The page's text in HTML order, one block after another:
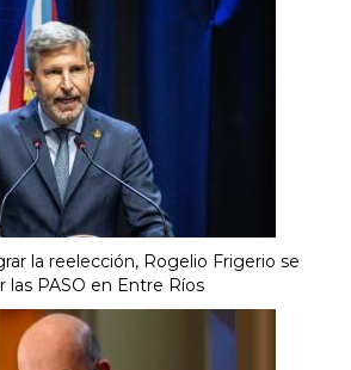
la reelección, Rogelio Frigerio se
las PASO en Entre Ríos